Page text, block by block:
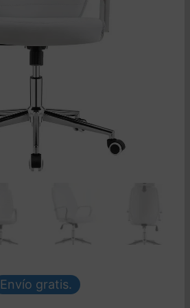
Envío gratis.